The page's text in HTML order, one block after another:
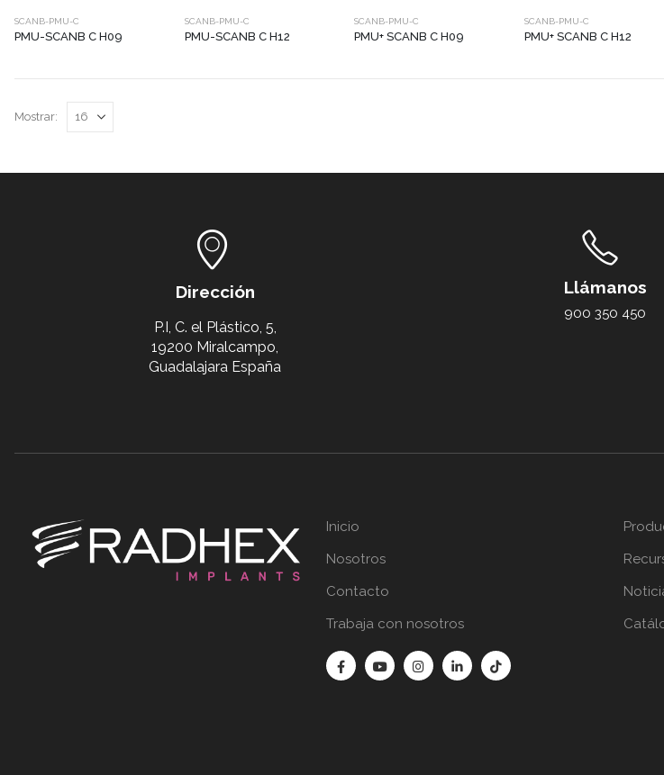
SCANB-PMU-C
PMU-SCANB C H09
SCANB-PMU-C
PMU-SCANB C H12
SCANB-PMU-C
PMU+ SCANB C H09
SCANB-PMU-C
PMU+ SCANB C H12
Mostrar:
Dirección
P.I, C. el Plástico, 5,
19200 Miralcampo,
Guadalajara España
Llámanos
900 350 450
Inicio
Nosotros
Contacto
Trabaja con nosotros